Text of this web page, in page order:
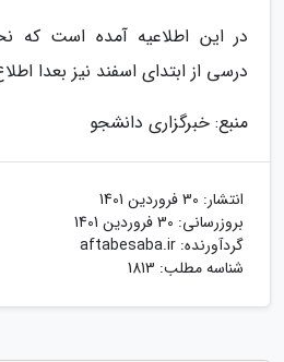
در این اطلاعیه آمده است که
درسی از ابتدای اسفند نیز بعدا
منبع: خبرگزاری دانشجو
انتشار: 30 فروردین 1401
بروزرسانی: 30 فروردین 1401
گردآورنده: aftabesaba.ir
شناسه مطلب: 1813